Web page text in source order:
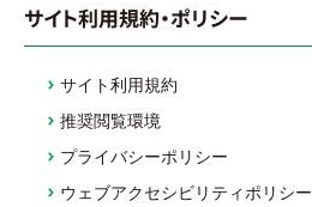
サイト利用規約・ポリシー
サイト利用規約
推奨閲覧環境
プライバシーポリシー
ウェブアクセシビリティポリシー